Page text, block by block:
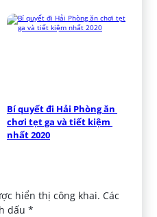
Bí quyết đi Hải Phòng ăn
chơi tẹt ga và tiết kiệm
nhất 2020
hiển thị công khai. Các
dấu*